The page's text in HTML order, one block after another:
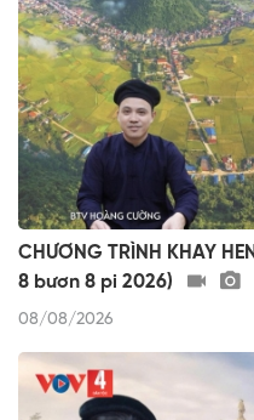
CHƯƠNG TRÌNH KHAY
8 bươn 8 pi 2026)
08/08/2026